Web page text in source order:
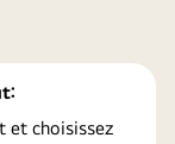
et choisissez